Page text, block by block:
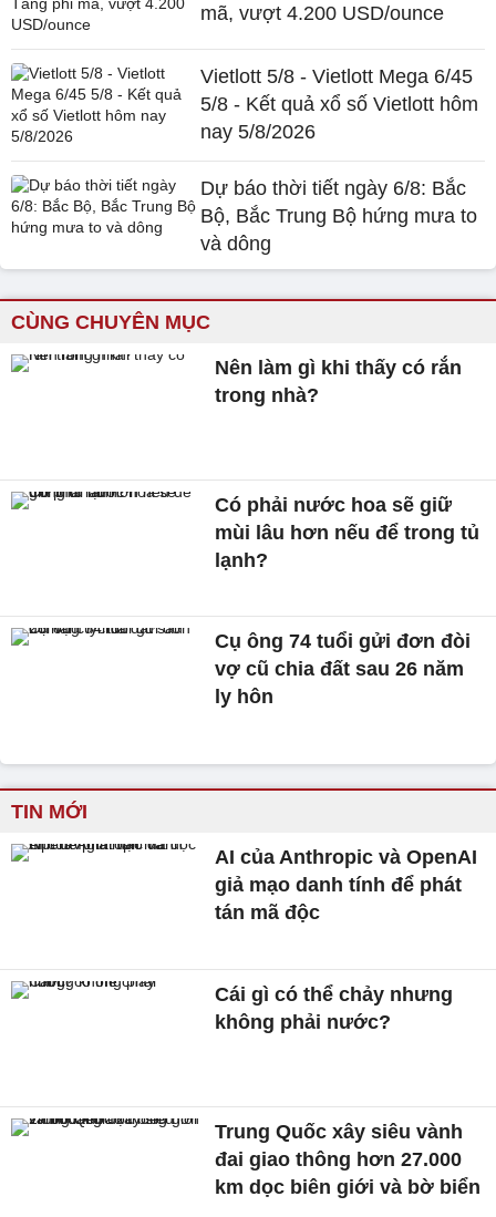
mã, vượt 4.200 USD/ounce
Vietlott 5/8 - Vietlott Mega 6/45
5/8 - Kết quả xổ số Vietlott hôm
nay 5/8/2026
Dự báo thời tiết ngày 6/8: Bắc
Bộ, Bắc Trung Bộ hứng mưa to
và dông
CÙNG CHUYÊN MỤC
Nên làm gì khi thấy có rắn
trong nhà?
Có phải nước hoa sẽ giữ
mùi lâu hơn nếu để trong tủ
lạnh?
Cụ ông 74 tuổi gửi đơn đòi
vợ cũ chia đất sau 26 năm
ly hôn
TIN MỚI
AI của Anthropic và OpenAI
giả mạo danh tính để phát
tán mã độc
Cái gì có thể chảy nhưng
không phải nước?
Trung Quốc xây siêu vành
đai giao thông hơn 27.000
km dọc biên giới và bờ biển